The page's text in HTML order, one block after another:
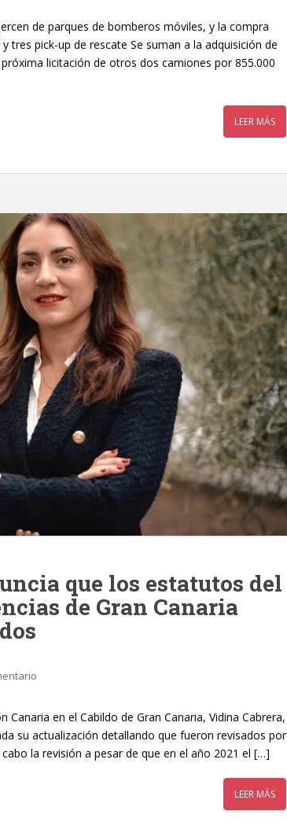
de parques de bomberos móviles, y la compra
pick-up de rescate Se suman a la adquisición de
licitación de otros dos camiones por 855.000
LEER MÁS
que los estatutos del
de Gran Canaria
en el Cabildo de Gran Canaria, Vidina Cabrera,
su actualización detallando que fueron revisados por
la revisión a pesar de que en el año 2021 el […]
LEER MÁS